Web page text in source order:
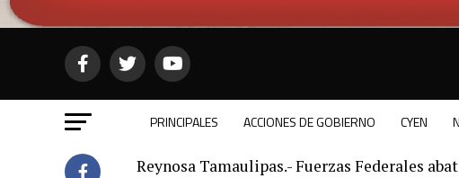
PRINCIPALES ACCIONES DE GOBIERNO CYEN
Reynosa Tamaulipas.- Fuerzas Federales